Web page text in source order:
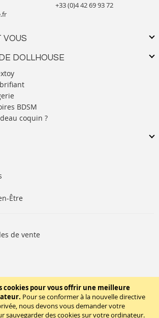
cookies pour vous offrir une meilleure
Pour se conformer à la nouvelle directive
nous devons vous demander votre
sauvegarder des cookies sur votre ordinateur.
VOUS
DOLLHOUSE
BDSM
coquin ?
Être
+33 (0)4 42 69 93 72
de vente
SUIVEZ-NOUS